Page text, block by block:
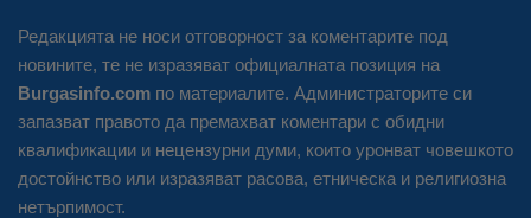
Редакцията не носи отговорност за коментарите под
новините, те не изразяват официалната позиция на
Burgasinfo.com по материалите. Администраторите си
запазват правото да премахват коментари с обидни
квалификации и нецензурни думи, които уронват човешкото
достойнство или изразяват расова, етническа и религиозна
нетърпимост.